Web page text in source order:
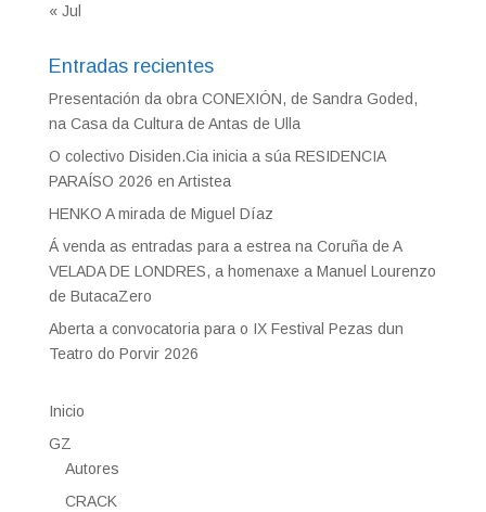
« Jul
Entradas recientes
Presentación da obra CONEXIÓN, de Sandra Goded,
na Casa da Cultura de Antas de Ulla
O colectivo Disiden.Cia inicia a súa RESIDENCIA
PARAÍSO 2026 en Artistea
HENKO A mirada de Miguel Díaz
Á venda as entradas para a estrea na Coruña de A
VELADA DE LONDRES, a homenaxe a Manuel Lourenzo
de ButacaZero
Aberta a convocatoria para o IX Festival Pezas dun
Teatro do Porvir 2026
Inicio
GZ
Autores
CRACK